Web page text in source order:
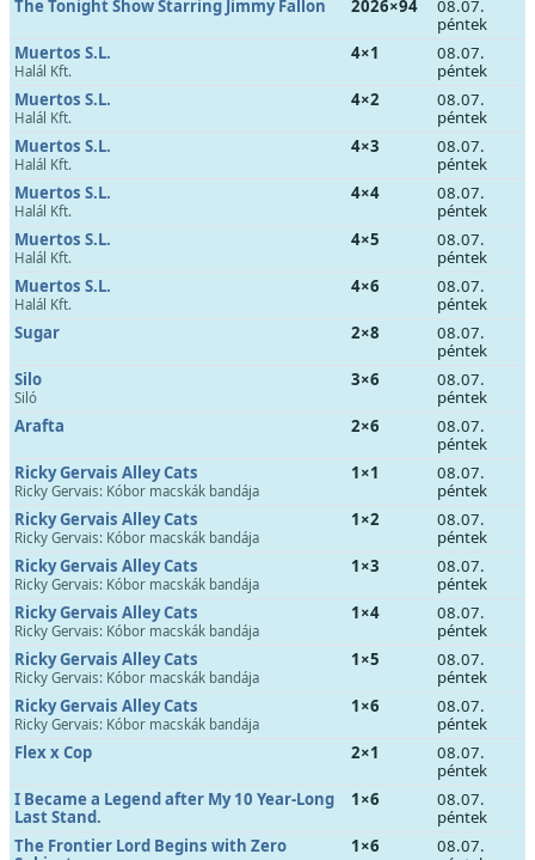
The Tonight Show Starring Jimmy Fallon 2026×94
08.07.
péntek
Muertos S.L.
Halál Kft.
4×1
08.07.
péntek
Muertos S.L.
Halál Kft.
4×2
08.07.
péntek
Muertos S.L.
Halál Kft.
4×3
08.07.
péntek
Muertos S.L.
Halál Kft.
4×4
08.07.
péntek
Muertos S.L.
Halál Kft.
4×5
08.07.
péntek
Muertos S.L.
Halál Kft.
4×6
08.07.
péntek
Sugar
2×8
08.07.
péntek
Silo
Siló
3×6
08.07.
péntek
Arafta
2×6
08.07.
péntek
Ricky Gervais Alley Cats
Ricky Gervais: Kóbor macskák bandája
1×1
08.07.
péntek
Ricky Gervais Alley Cats
Ricky Gervais: Kóbor macskák bandája
1×2
08.07.
péntek
Ricky Gervais Alley Cats
Ricky Gervais: Kóbor macskák bandája
1×3
08.07.
péntek
Ricky Gervais Alley Cats
Ricky Gervais: Kóbor macskák bandája
1×4
08.07.
péntek
Ricky Gervais Alley Cats
Ricky Gervais: Kóbor macskák bandája
1×5
08.07.
péntek
Ricky Gervais Alley Cats
Ricky Gervais: Kóbor macskák bandája
1×6
08.07.
péntek
Flex x Cop
2×1
08.07.
péntek
I Became a Legend after My 10 Year-Long
Last Stand.
1×6
08.07.
péntek
The Frontier Lord Begins with Zero
1×6
08.07.